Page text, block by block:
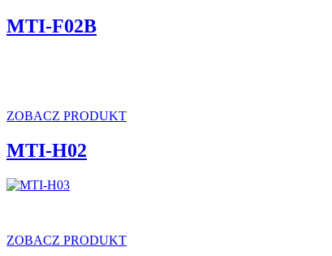
MTI-F02B
ZOBACZ PRODUKT
MTI-H02
ZOBACZ PRODUKT